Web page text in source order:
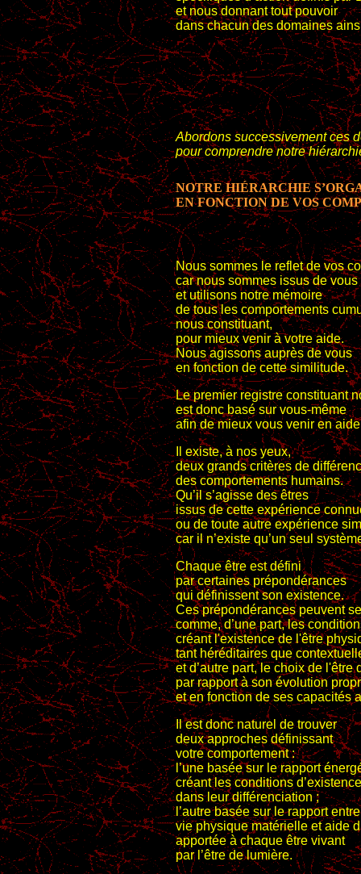
et nous donnant tout pouvoir
dans chacun des domaines
Abordons successivement ces
pour comprendre notre
NOTRE HIÉRARCHIE
EN FONCTION DE VOS
Nous sommes le reflet de vos
car nous sommes issus de vous
et utilisons notre mémoire
de tous les comportements
nous constituant,
pour mieux venir à votre aide.
Nous agissons auprès de vous
en fonction de cette similitude.
Le premier registre constituant
est donc basé sur vous-même
afin de mieux vous venir en
Il existe, à nos yeux,
deux grands critères de
des comportements humains.
Qu’il s’agisse des êtres
issus de cette expérience
ou de toute autre expérience
car il n’existe qu’un seul
Chaque être est défini
par certaines prépondérances
qui définissent son existence.
Ces prépondérances peuvent
comme, d’une part, les
créant l'existence de l'être
tant héréditaires que
et d’autre part, le choix de l'être
par rapport à son évolution
et en fonction de ses capacités
Il est donc naturel de trouver
deux approches définissant
votre comportement :
l’une basée sur le rapport
créant les conditions d’existence
dans leur différenciation ;
l’autre basée sur le rapport entre
vie physique matérielle et aide
apportée à chaque être vivant
par l’être de lumière.